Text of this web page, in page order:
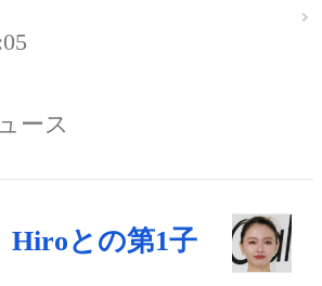
ース
Hiroとの第1子